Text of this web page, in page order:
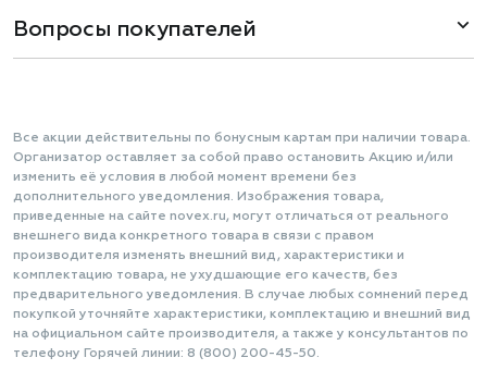
Вопросы покупателей
Все акции действительны по бонусным картам при наличии товара.
Организатор оставляет за собой право остановить Акцию и/или
изменить её условия в любой момент времени без
дополнительного уведомления. Изображения товара,
приведенные на сайте novex.ru, могут отличаться от реального
внешнего вида конкретного товара в связи с правом
производителя изменять внешний вид, характеристики и
комплектацию товара, не ухудшающие его качеств, без
предварительного уведомления. В случае любых сомнений перед
покупкой уточняйте характеристики, комплектацию и внешний вид
на официальном сайте производителя, а также у консультантов по
телефону Горячей линии: 8 (800) 200-45-50.